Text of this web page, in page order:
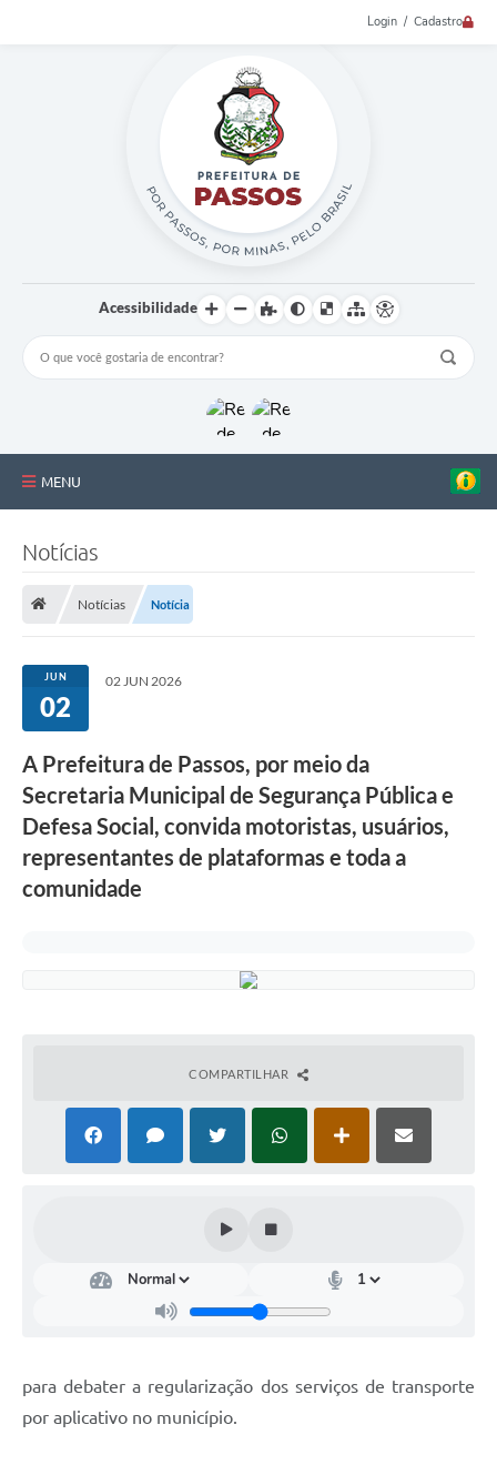
Login / Cadastro
Acessibilidade
MENU
Estrutura Administrativa
Galeria de Fotos
Notícias
Notícias Notícia
JUN
02
02 JUN 2026
A Prefeitura de Passos, por meio da
Secretaria Municipal de Segurança Pública e
Defesa Social, convida motoristas, usuários,
representantes de plataformas e toda a
comunidade
COMPARTILHAR
para debater a regularização dos serviços de transporte
por aplicativo no município.